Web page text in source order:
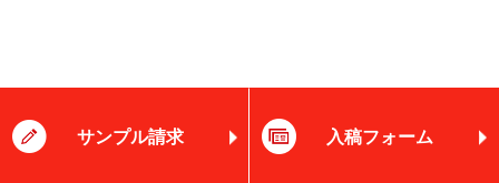
サンプル請求 入稿フォーム